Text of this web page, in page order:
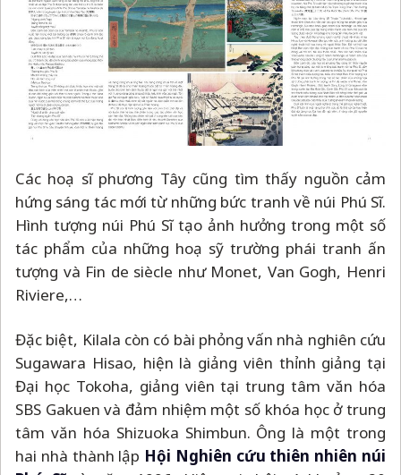
Các hoạ sĩ phương Tây cũng tìm thấy nguồn cảm
hứng sáng tác mới từ những bức tranh về núi Phú Sĩ.
Hình tượng núi Phú Sĩ tạo ảnh hưởng trong một số
tác phẩm của những hoạ sỹ trường phái tranh ấn
tượng và Fin de siècle như Monet, Van Gogh, Henri
Riviere,…
Đặc biệt, Kilala còn có bài phỏng vấn nhà nghiên cứu
Sugawara Hisao, hiện là giảng viên thỉnh giảng tại
Đại học Tokoha, giảng viên tại trung tâm văn hóa
SBS Gakuen và đảm nhiệm một số khóa học ở trung
tâm văn hóa Shizuoka Shimbun. Ông là một trong
hai nhà thành lập Hội Nghiên cứu thiên nhiên núi